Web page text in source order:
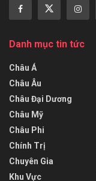
Danh mục tin tức
Châu Á
Châu Âu
Châu Đại Dương
Châu Mỹ
Châu Phi
Chính Trị
Chuyên Gia
Khu Vực